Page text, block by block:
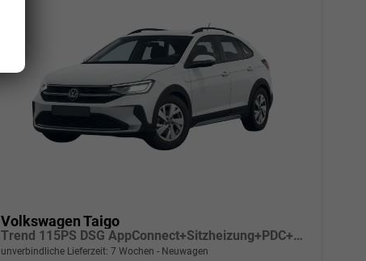
Volkswagen Taigo
Trend 115PS DSG AppConnect+Sitzheizung+PDC+Alu16+LED+DAB+FrontAssist
unverbindliche Lieferzeit: 7 Wochen Neuwagen